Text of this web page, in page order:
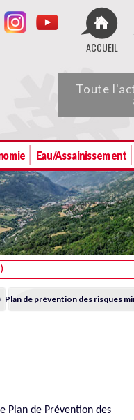
ACCUEIL
Toute
Eau/Assainissement
Plan de prévention des risques
Plan de Prévention des